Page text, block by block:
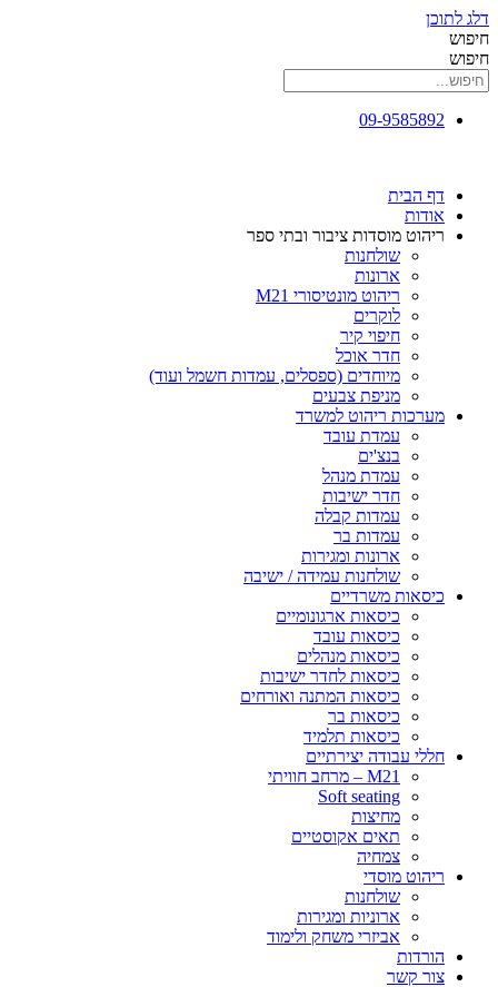
דלג לתוכן
חיפוש
חיפוש
09-9585892
דף הבית
אודות
ריהוט מוסדות ציבור ובתי ספר
שולחנות
ארונות
ריהוט מונטיסורי M21
לוקרים
חיפוי קיר
חדר אוכל
מיוחדים (ספסלים, עמדות חשמל ועוד)
מניפת צבעים
מערכות ריהוט למשרד
עמדת עובד
בנצ'ים
עמדת מנהל
חדר ישיבות
עמדות קבלה
עמדות בר
ארונות ומגירות
שולחנות עמידה / ישיבה
כיסאות משרדיים
כיסאות ארגונומיים
כיסאות עובד
כיסאות מנהלים
כיסאות לחדר ישיבות
כיסאות המתנה ואורחים
כיסאות בר
כיסאות תלמיד
חללי עבודה יצירתיים
M21 – מרחב חוויתי
Soft seating
מחיצות
תאים אקוסטיים
צמחיה
ריהוט מוסדי
שולחנות
ארוניות ומגירות
אביזרי משחק ולימוד
הורדות
צור קשר